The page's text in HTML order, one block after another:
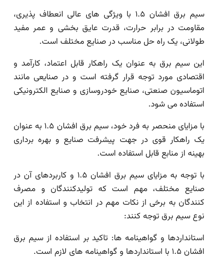
سیم برق افشان ۱.۵ با ویژگی های عالی انعطاف پذیری،
مقاومت در برابر حرارت، قدرت عایق بخشی و عمر مفید
طولانی، یک راه حل مناسب در صنایع مختلف است.
این سیم برق به عنوان یک راهکار قابل اعتماد، کارآمد و
اقتصادی مورد توجه قرار گرفته است و در صنایعی مانند
اتوماسیون صنعتی، صنایع خودروسازی و صنایع الکترونیکی
استفاده می شود.
با مزایای منحصر به فرد خود، سیم برق افشان ۱.۵ به عنوان
یک راهکار قوی در جهت پیشرفت صنایع و بهره برداری
بهینه از منابع قابل استفاده است.
با توجه به مزایای سیم برق افشان ۱.۵ و کاربردهای آن در
صنایع مختلف، مهم است که تولیدکنندگان و مصرف
کنندگان به برخی از نکات مهم در انتخاب و استفاده از این
نوع سیم برق توجه کنند:
استانداردها و گواهینامه ها: تاکید بر استفاده از سیم برق
افشان ۱.۵ با استانداردها و گواهینامه های لازم است.